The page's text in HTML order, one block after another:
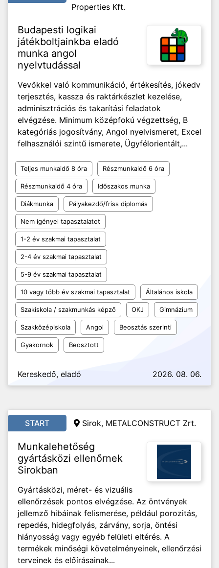
Properties Kft.
Budapesti logikai
játékboltjainkba eladó
munka angol
nyelvtudással
Vevőkkel való kommunikáció, értékesítés, jókedv
terjesztés, kassza és raktárkészlet kezelése,
adminisztrációs és takarítási feladatok
elvégzése. Minimum középfokú végzettség, B
kategóriás jogosítvány, Angol nyelvismeret, Excel
felhasználói szintű ismerete, Ügyfélorientált,...
Teljes munkaidő 8 óra Részmunkaidő 6 óra
Részmunkaidő 4 óra Időszakos munka
Diákmunka Pályakezdő/friss diplomás
Nem igényel tapasztalatot
1-2 év szakmai tapasztalat
2-4 év szakmai tapasztalat
5-9 év szakmai tapasztalat
10 vagy több év szakmai tapasztalat Általános iskola
Szakiskola / szakmunkás képző OKJ Gimnázium
Szakközépiskola Angol Beosztás szerinti
Gyakornok Beosztott
Kereskedő, eladó 2026. 08. 06.
START Sirok, METALCONSTRUCT Zrt.
Munkalehetőség
gyártásközi ellenőrnek
Sirokban
Gyártásközi, méret- és vizuális
ellenőrzések pontos elvégzése. Az öntvények
jellemző hibáinak felismerése, például porozitás,
repedés, hidegfolyás, zárvány, sorja, öntési
hiányosság vagy egyéb felületi eltérés. A
termékek minőségi követelményeinek, ellenőrzési
terveinek és előírásainak...